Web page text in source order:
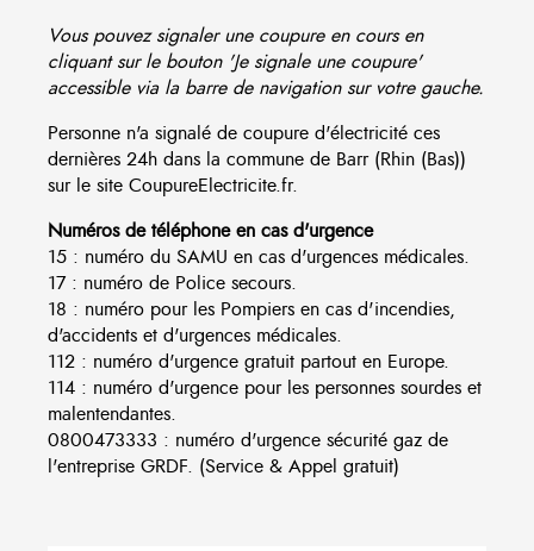
Vous pouvez signaler une coupure en cours en
cliquant sur le bouton 'Je signale une coupure'
accessible via la barre de navigation sur votre gauche.
Personne n'a signalé de coupure d'électricité ces
dernières 24h dans la commune de Barr (Rhin (Bas))
sur le site CoupureElectricite.fr.
Numéros de téléphone en cas d'urgence
15 : numéro du SAMU en cas d'urgences médicales.
17 : numéro de Police secours.
18 : numéro pour les Pompiers en cas d'incendies,
d'accidents et d'urgences médicales.
112 : numéro d'urgence gratuit partout en Europe.
114 : numéro d'urgence pour les personnes sourdes et
malentendantes.
0800473333 : numéro d'urgence sécurité gaz de
l'entreprise GRDF. (Service & Appel gratuit)